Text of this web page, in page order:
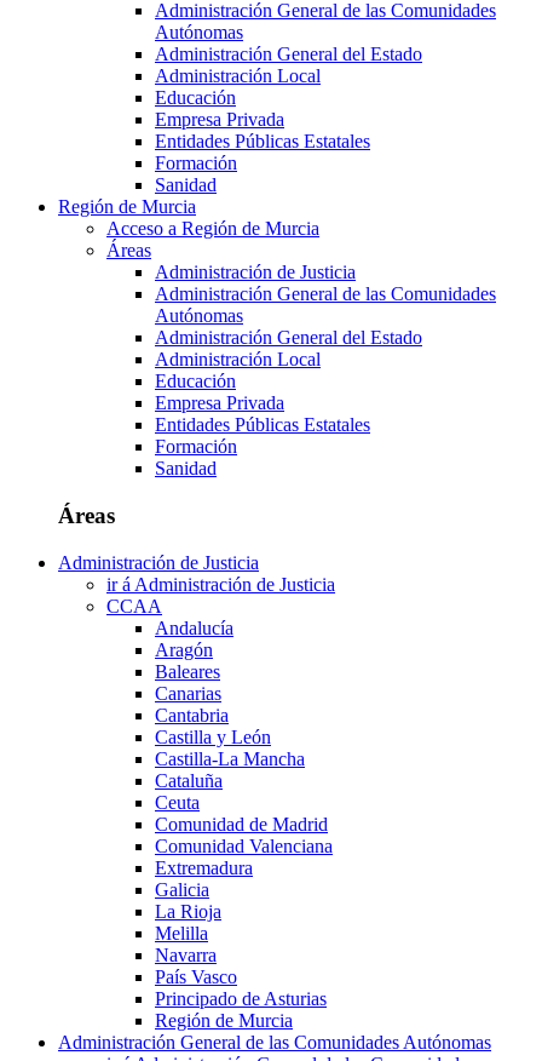
Administración General de las Comunidades
Autónomas
Administración General del Estado
Administración Local
Educación
Empresa Privada
Entidades Públicas Estatales
Formación
Sanidad
Región de Murcia
Acceso a Región de Murcia
Áreas
Administración de Justicia
Administración General de las Comunidades
Autónomas
Administración General del Estado
Administración Local
Educación
Empresa Privada
Entidades Públicas Estatales
Formación
Sanidad
Áreas
Administración de Justicia
ir á Administración de Justicia
CCAA
Andalucía
Aragón
Baleares
Canarias
Cantabria
Castilla y León
Castilla-La Mancha
Cataluña
Ceuta
Comunidad de Madrid
Comunidad Valenciana
Extremadura
Galicia
La Rioja
Melilla
Navarra
País Vasco
Principado de Asturias
Región de Murcia
Administración General de las Comunidades Autónomas